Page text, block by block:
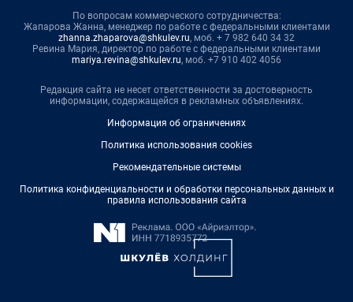
По вопросам коммерческого сотрудничества:
Жапарова Жанна, менеджер по работе с федеральными клиентами
zhanna.zhaparova@shkulev.ru, моб. + 7 982 640 34 32
Ревина Мария, директор по работе с федеральными клиентами
mariya.revina@shkulev.ru, моб. +7 910 402 4056
Редакция сайта не несет ответственности за достоверность
информации, содержащейся в рекламных объявлениях.
Информация об ограничениях
Политика использования cookies
Рекомендательные системы
Политика конфиденциальности и обработки персональных данных и
правила использования сайта